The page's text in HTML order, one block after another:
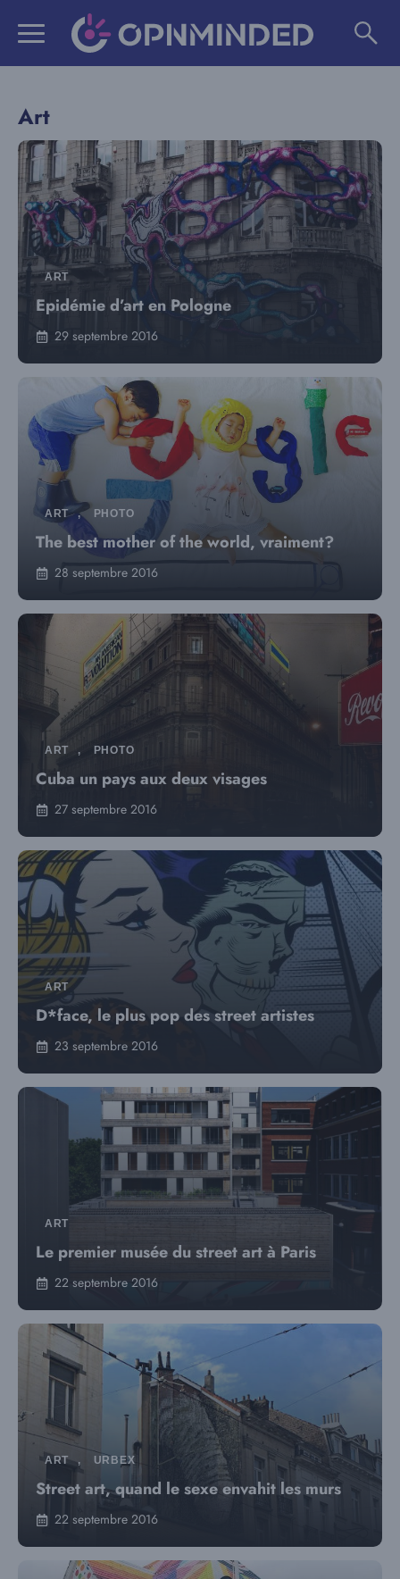
Art
ART
Epidémie d’art en Pologne
29 septembre 2016
ART , PHOTO
The best mother of the world, vraiment?
28 septembre 2016
ART , PHOTO
Cuba un pays aux deux visages
27 septembre 2016
ART
D*face, le plus pop des street artistes
23 septembre 2016
ART
Le premier musée du street art à Paris
22 septembre 2016
ART , URBEX
Street art, quand le sexe envahit les murs
22 septembre 2016